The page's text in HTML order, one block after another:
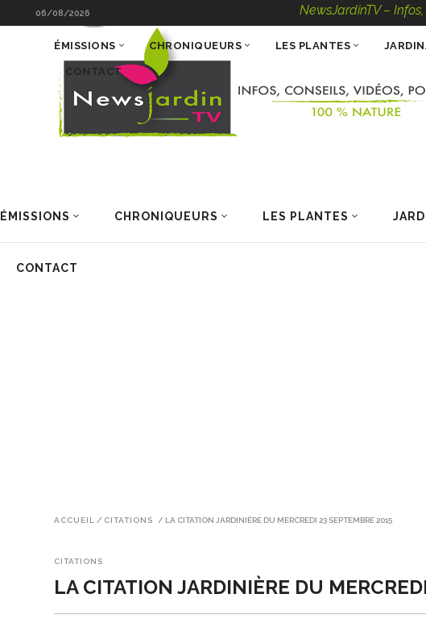
06/08/2026 NewsJardinTV – Infos,
ÉMISSIONS CHRONIQUEURS LES PLANTES
CONTACT
ÉMISSIONS CHRONIQUEURS LES PLANTES
CONTACT
ACCUEIL / CITATIONS / LA CITATION JARDINIÈRE DU MERCREDI 23 SEPTEMBRE 2015
CITATIONS
LA CITATION JARDINIÈRE DU